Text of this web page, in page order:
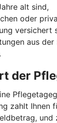
alt sind,
oder
versichert
aus
der
zahlt Ihnen
und